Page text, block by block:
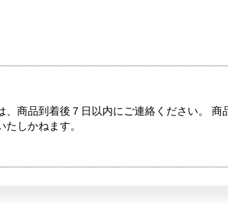
、商品到着後７日以内にご連絡ください。
しかねます。